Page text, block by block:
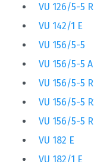
VU 126/5-5
VU 142/1 E
VU 156/5-5
VU 156/5-5
VU 156/5-5
VU 156/5-5
VU 156/5-5
VU 182 E
VU 182/1 E